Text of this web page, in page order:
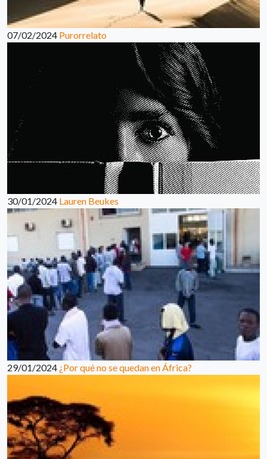
07/02/2024 Purorrelato
30/01/2024 Lauren Beukes
29/01/2024 ¿Por qué no se quedan en África?